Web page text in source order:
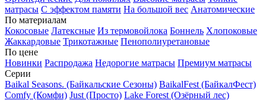
матрасы С эффектом памяти На большой вес Анатомические
По материалам
Кокосовые Латексные Из термовойлока Боннель Хлопоковые
Жаккардовые Трикотажные Пенополиуретановые
По цене
Новинки Распродажа Недорогие матрасы Премиум матрасы
Серии
Baikal Seasons. (Байкальские Сезоны) BaikalFest (БайкалФест)
Comfy (Комфи) Just (Просто) Lake Forest (Озёрный лес)